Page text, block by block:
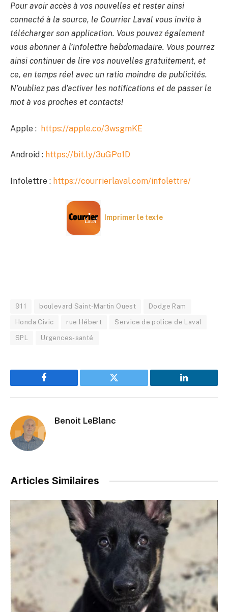
Pour avoir accès à vos nouvelles et rester ainsi
connecté à la source, le Courrier Laval vous invite à
télécharger son application. Vous pouvez également
vous abonner à l’infolettre hebdomadaire. Vous pourrez
ainsi continuer de lire vos nouvelles gratuitement, et
ce, en temps réel avec un ratio moindre de publicités.
N’oubliez pas d’activer les notifications et de passer le
mot à vos proches et contacts!
Apple : https://apple.co/3wsgmKE
Android : https://bit.ly/3uGPo1D
Infolettre : https://courrierlaval.com/infolettre/
Imprimer le texte
911 boulevard Saint-Martin Ouest Dodge Ram
Honda Civic rue Hébert Service de police de Laval
SPL Urgences-santé
Facebook Twitter LinkedIn
Benoit LeBlanc
Articles Similaires